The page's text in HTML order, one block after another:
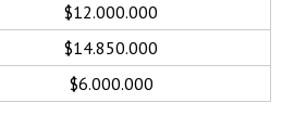
$12.000.000
$14.850.000
$6.000.000